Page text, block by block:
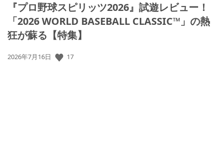
『プロ野球スピリッツ2026』試遊レビュー！
「2026 WORLD BASEBALL CLASSIC™」の熱
狂が蘇る【特集】
公
2026年7月16日 17